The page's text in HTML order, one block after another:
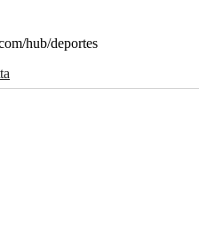
hub/deportes